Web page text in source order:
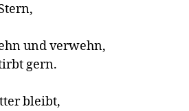
und verwehn,
gern.
bleibt,